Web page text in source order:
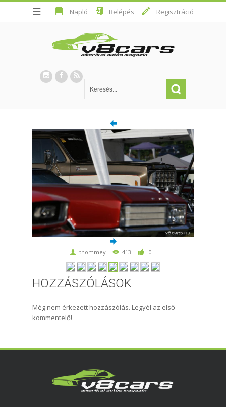
☰ Napló Belépés Regisztráció
thommey 413 0
HOZZÁSZÓLÁSOK
Még nem érkezett hozzászólás. Legyél az első
kommentelő!